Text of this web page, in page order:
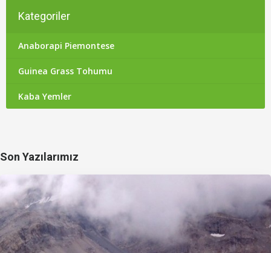
Kategoriler
Anaborapi Piemontese
Guinea Grass Tohumu
Kaba Yemler
Son Yazılarımız